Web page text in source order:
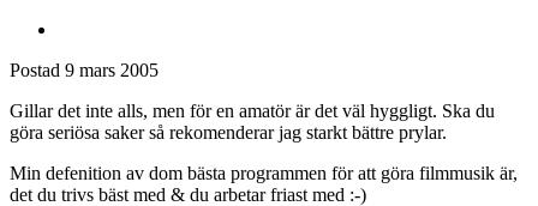
Postad 9 mars 2005
Gillar det inte alls, men för en amatör är det väl hyggligt. Ska du
göra seriösa saker så rekomenderar jag starkt bättre prylar.
Min defenition av dom bästa programmen för att göra filmmusik är,
det du trivs bäst med & du arbetar friast med :-)